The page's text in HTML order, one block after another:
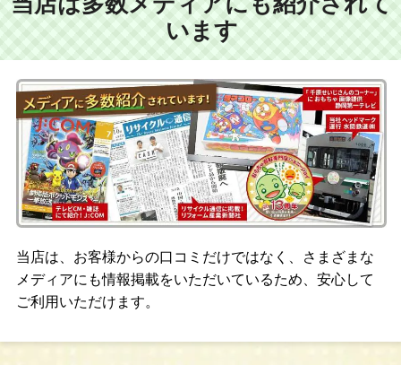
います
当店は、お客様からの口コミだけではなく、さまざまな
メディアにも情報掲載をいただいているため、安心して
ご利用いただけます。